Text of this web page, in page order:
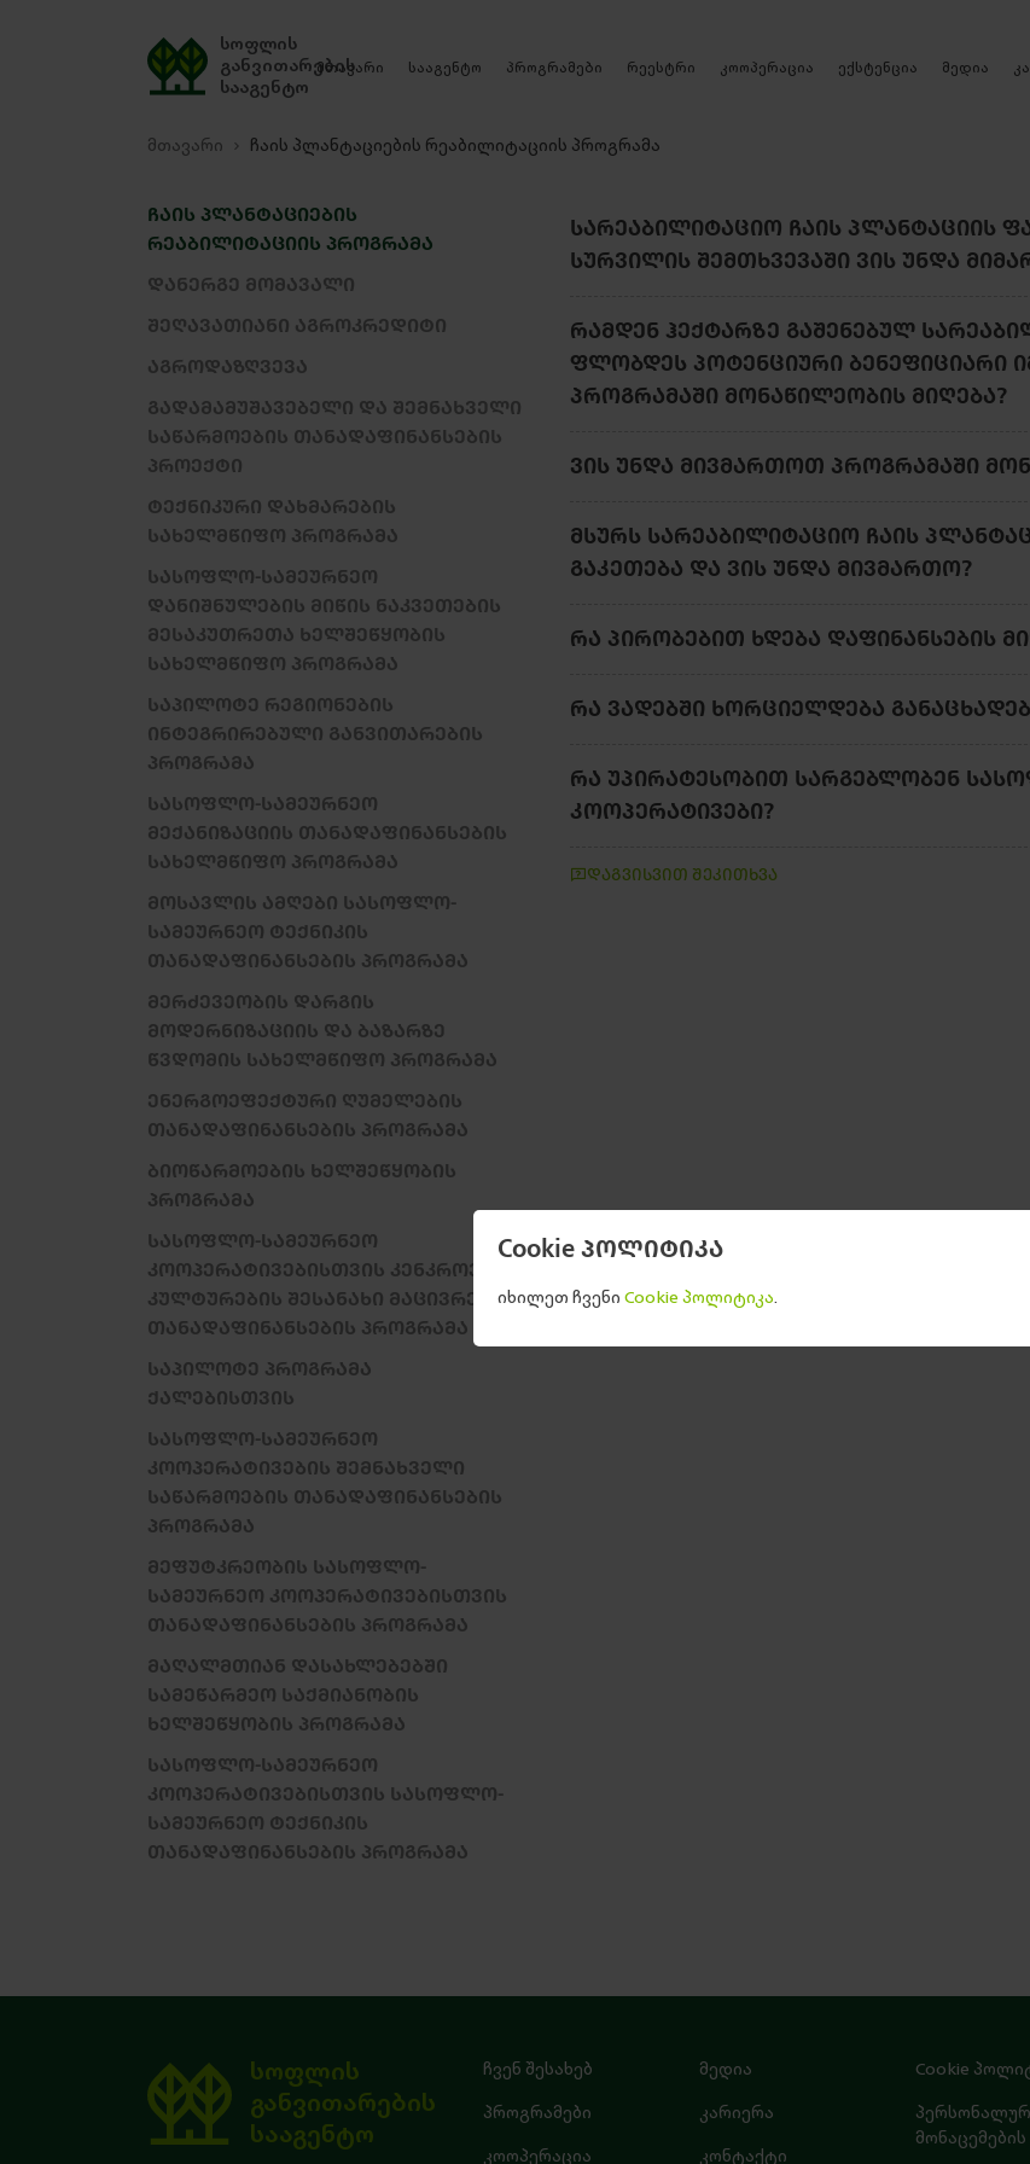
სოფლის
განვითარების
სააგენტო
მთავარი სააგენტო პროგრამები რეესტრი კოოპერაცია ექსტენცია მედია
Cookie პოლიტიკა
იხილეთ ჩვენი Cookie პოლიტიკა.
მთავარი ჩაის პლანტაციების რეაბილიტაციის პროგრამა
ᲩᲐᲘᲡ ᲞᲚᲐᲜᲢᲐᲪᲘᲔᲑᲘᲡ
ᲠᲔᲐᲑᲘᲚᲘᲢᲐᲪᲘᲘᲡ ᲞᲠᲝᲒᲠᲐᲛᲐ
ᲓᲐᲜᲔᲠᲒᲔ ᲛᲝᲛᲐᲕᲐᲚᲘ
ᲨᲔᲦᲐᲕᲐᲗᲘᲐᲜᲘ ᲐᲒᲠᲝᲙᲠᲔᲓᲘᲢᲘ
ᲐᲒᲠᲝᲓᲐᲖᲦᲕᲔᲕᲐ
ᲒᲐᲓᲐᲛᲐᲛᲣᲨᲐᲕᲔᲑᲔᲚᲘ ᲓᲐ ᲨᲔᲛᲜᲐᲮᲕᲔᲚᲘ
ᲡᲐᲬᲐᲠᲛᲝᲔᲑᲘᲡ ᲗᲐᲜᲐᲓᲐᲤᲘᲜᲐᲜᲡᲔᲑᲘᲡ
ᲞᲠᲝᲔᲥᲢᲘ
ᲢᲔᲥᲜᲘᲙᲣᲠᲘ ᲓᲐᲮᲛᲐᲠᲔᲑᲘᲡ
ᲡᲐᲮᲔᲚᲛᲬᲘᲤᲝ ᲞᲠᲝᲒᲠᲐᲛᲐ
ᲡᲐᲡᲝᲤᲚᲝ-ᲡᲐᲛᲔᲣᲠᲜᲔᲝ
ᲓᲐᲜᲘᲨᲜᲣᲚᲔᲑᲘᲡ ᲛᲘᲬᲘᲡ ᲜᲐᲙᲕᲔᲗᲔᲑᲘᲡ
ᲛᲔᲡᲐᲙᲣᲗᲠᲔᲗᲐ ᲮᲔᲚᲨᲔᲬᲧᲝᲑᲘᲡ
ᲡᲐᲮᲔᲚᲛᲬᲘᲤᲝ ᲞᲠᲝᲒᲠᲐᲛᲐ
ᲡᲐᲞᲘᲚᲝᲢᲔ ᲠᲔᲒᲘᲝᲜᲔᲑᲘᲡ
ᲘᲜᲢᲔᲒᲠᲘᲠᲔᲑᲣᲚᲘ ᲒᲐᲜᲕᲘᲗᲐᲠᲔᲑᲘᲡ
ᲞᲠᲝᲒᲠᲐᲛᲐ
ᲡᲐᲡᲝᲤᲚᲝ-ᲡᲐᲛᲔᲣᲠᲜᲔᲝ
ᲛᲔᲥᲐᲜᲘᲖᲐᲪᲘᲘᲡ ᲗᲐᲜᲐᲓᲐᲤᲘᲜᲐᲜᲡᲔᲑᲘᲡ
ᲡᲐᲮᲔᲚᲛᲬᲘᲤᲝ ᲞᲠᲝᲒᲠᲐᲛᲐ
ᲛᲝᲡᲐᲕᲚᲘᲡ ᲐᲛᲦᲔᲑᲘ ᲡᲐᲡᲝᲤᲚᲝ-
ᲡᲐᲛᲔᲣᲠᲜᲔᲝ ᲢᲔᲥᲜᲘᲙᲘᲡ
ᲗᲐᲜᲐᲓᲐᲤᲘᲜᲐᲜᲡᲔᲑᲘᲡ ᲞᲠᲝᲒᲠᲐᲛᲐ
ᲛᲔᲠᲫᲔᲕᲔᲝᲑᲘᲡ ᲓᲐᲠᲒᲘᲡ
ᲛᲝᲓᲔᲠᲜᲘᲖᲐᲪᲘᲘᲡ ᲓᲐ ᲑᲐᲖᲐᲠᲖᲔ
ᲬᲕᲓᲝᲛᲘᲡ ᲡᲐᲮᲔᲚᲛᲬᲘᲤᲝ ᲞᲠᲝᲒᲠᲐᲛᲐ
ᲔᲜᲔᲠᲒᲝᲔᲤᲔᲥᲢᲣᲠᲘ ᲦᲣᲛᲔᲚᲔᲑᲘᲡ
ᲗᲐᲜᲐᲓᲐᲤᲘᲜᲐᲜᲡᲔᲑᲘᲡ ᲞᲠᲝᲒᲠᲐᲛᲐ
ᲑᲘᲝᲬᲐᲠᲛᲝᲔᲑᲘᲡ ᲮᲔᲚᲨᲔᲬᲧᲝᲑᲘᲡ
ᲞᲠᲝᲒᲠᲐᲛᲐ
ᲡᲐᲡᲝᲤᲚᲝ-ᲡᲐᲛᲔᲣᲠᲜᲔᲝ
ᲙᲝᲝᲞᲔᲠᲐᲢᲘᲕᲔᲑᲘᲡᲗᲕᲘᲡ ᲙᲔᲜᲙᲠᲝᲕᲐᲜᲘ
ᲙᲣᲚᲢᲣᲠᲔᲑᲘᲡ ᲨᲔᲡᲐᲜᲐᲮᲘ ᲛᲐᲪᲘᲕᲠᲔᲑᲘᲡ
ᲗᲐᲜᲐᲓᲐᲤᲘᲜᲐᲜᲡᲔᲑᲘᲡ ᲞᲠᲝᲒᲠᲐᲛᲐ
ᲡᲐᲞᲘᲚᲝᲢᲔ ᲞᲠᲝᲒᲠᲐᲛᲐ
ᲥᲐᲚᲔᲑᲘᲡᲗᲕᲘᲡ
ᲡᲐᲡᲝᲤᲚᲝ-ᲡᲐᲛᲔᲣᲠᲜᲔᲝ
ᲙᲝᲝᲞᲔᲠᲐᲢᲘᲕᲔᲑᲘᲡ ᲨᲔᲛᲜᲐᲮᲕᲔᲚᲘ
ᲡᲐᲬᲐᲠᲛᲝᲔᲑᲘᲡ ᲗᲐᲜᲐᲓᲐᲤᲘᲜᲐᲜᲡᲔᲑᲘᲡ
ᲞᲠᲝᲒᲠᲐᲛᲐ
ᲛᲔᲤᲣᲢᲙᲠᲔᲝᲑᲘᲡ ᲡᲐᲡᲝᲤᲚᲝ-
ᲡᲐᲛᲔᲣᲠᲜᲔᲝ ᲙᲝᲝᲞᲔᲠᲐᲢᲘᲕᲔᲑᲘᲡᲗᲕᲘᲡ
ᲗᲐᲜᲐᲓᲐᲤᲘᲜᲐᲜᲡᲔᲑᲘᲡ ᲞᲠᲝᲒᲠᲐᲛᲐ
ᲛᲐᲦᲐᲚᲛᲗᲘᲐᲜ ᲓᲐᲡᲐᲮᲚᲔᲑᲔᲑᲨᲘ
ᲡᲐᲛᲔᲬᲐᲠᲛᲔᲝ ᲡᲐᲥᲛᲘᲐᲜᲝᲑᲘᲡ
ᲮᲔᲚᲨᲔᲬᲧᲝᲑᲘᲡ ᲞᲠᲝᲒᲠᲐᲛᲐ
ᲡᲐᲡᲝᲤᲚᲝ-ᲡᲐᲛᲔᲣᲠᲜᲔᲝ
ᲙᲝᲝᲞᲔᲠᲐᲢᲘᲕᲔᲑᲘᲡᲗᲕᲘᲡ ᲡᲐᲡᲝᲤᲚᲝ-
ᲡᲐᲛᲔᲣᲠᲜᲔᲝ ᲢᲔᲥᲜᲘᲙᲘᲡ
ᲗᲐᲜᲐᲓᲐᲤᲘᲜᲐᲜᲡᲔᲑᲘᲡ ᲞᲠᲝᲒᲠᲐᲛᲐ
ᲡᲐᲠᲔᲐᲑᲘᲚᲘᲢᲐᲪᲘᲝ ᲩᲐᲘᲡ ᲞᲚᲐᲜᲢᲐᲪᲘᲘᲡ
ᲡᲣᲠᲕᲘᲚᲘᲡ ᲨᲔᲛᲗᲮᲕᲔᲕᲐᲨᲘ ᲕᲘᲡ ᲣᲜᲓᲐ
ᲠᲐᲛᲓᲔᲜ ᲰᲔᲥᲢᲐᲠᲖᲔ ᲒᲐᲨᲔᲜᲔᲑᲣᲚ
ᲤᲚᲝᲑᲓᲔᲡ ᲞᲝᲢᲔᲜᲪᲘᲣᲠᲘ ᲑᲔᲜᲔᲤᲘᲪᲘᲐᲠᲘ
ᲞᲠᲝᲒᲠᲐᲛᲐᲨᲘ ᲛᲝᲜᲐᲬᲘᲚᲔᲝᲑᲘᲡ ᲛᲘᲦᲔᲑᲐ?
ᲕᲘᲡ ᲣᲜᲓᲐ ᲛᲘᲕᲛᲐᲠᲗᲝᲗ ᲞᲠᲝᲒᲠᲐᲛᲐᲨᲘ
ᲛᲡᲣᲠᲡ ᲡᲐᲠᲔᲐᲑᲘᲚᲘᲢᲐᲪᲘᲝ ᲩᲐᲘᲡ
ᲒᲐᲙᲔᲗᲔᲑᲐ ᲓᲐ ᲕᲘᲡ ᲣᲜᲓᲐ ᲛᲘᲕᲛᲐᲠᲗᲝ?
ᲠᲐ ᲞᲘᲠᲝᲑᲔᲑᲘᲗ ᲮᲓᲔᲑᲐ ᲓᲐᲤᲘᲜᲐᲜᲡᲔᲑᲘᲡ
ᲠᲐ ᲕᲐᲓᲔᲑᲨᲘ ᲮᲝᲠᲪᲘᲔᲚᲓᲔᲑᲐ
ᲠᲐ ᲣᲞᲘᲠᲐᲢᲔᲡᲝᲑᲘᲗ ᲡᲐᲠᲒᲔᲑᲚᲝᲑᲔᲜ
ᲙᲝᲝᲞᲔᲠᲐᲢᲘᲕᲔᲑᲘ?
დაგვისვით შეკითხვა
სოფლის
განვითარების
სააგენტო
ჩვენ შესახებ
პროგრამები
კოოპერაცია
მედია
კარიერა
კონტაქტი
Cookie